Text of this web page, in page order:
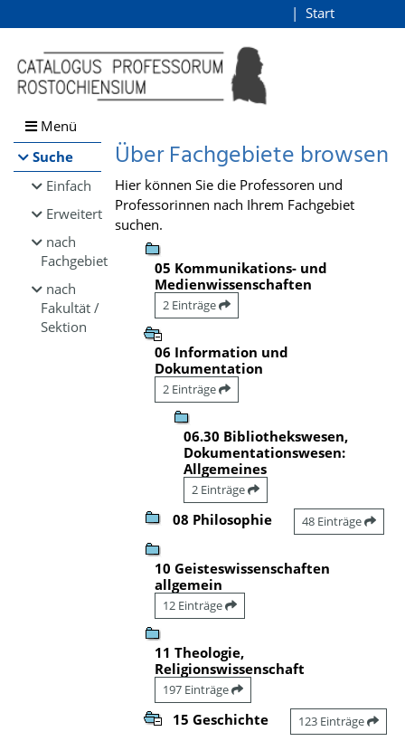
Browsen
direkt zum Inhalt
Start
Menü
Suche
Einfach
Erweitert
nach
Fachgebiet
nach
Fakultät /
Sektion
Über Fachgebiete browsen
Hier können Sie die Professoren und
Professorinnen nach Ihrem Fachgebiet
suchen.
05 Kommunikations- und
Medienwissenschaften
2 Einträge
06 Information und
Dokumentation
2 Einträge
06.30 Bibliothekswesen,
Dokumentationswesen:
Allgemeines
2 Einträge
08 Philosophie 48 Einträge
10 Geisteswissenschaften
allgemein
12 Einträge
11 Theologie,
Religionswissenschaft
197 Einträge
15 Geschichte 123 Einträge